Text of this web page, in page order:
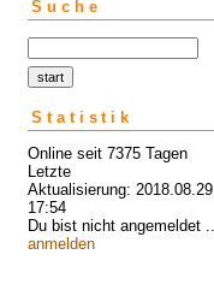
Suche
Statistik
Online seit 7375 Tagen
Letzte
Aktualisierung: 2018.08.29,
17:54
Du bist nicht angemeldet ...
anmelden